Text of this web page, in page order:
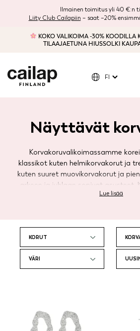
Ilmainen toimitus yli 40 €:n
Liity Club Cailapiin – saat –20%
KOKO VALIKOIMA -30% KOODILLA
TILAAJAETUNA HIUSSOLKI
FI
Näyttävät
Korvakoruvalikoimassamme
klassikot kuten helmikorvakorut ja
kuten suuret muovikorvakorut ja
arkeen ja juhlaan sopivat asusteet.
varma valinta eleganttisine
Korvakorujen valikoima on laaja ja
ansiosta jokainen löytää varmasti
Olipa kyseessä arkinen työpäivä,
Lue lisää